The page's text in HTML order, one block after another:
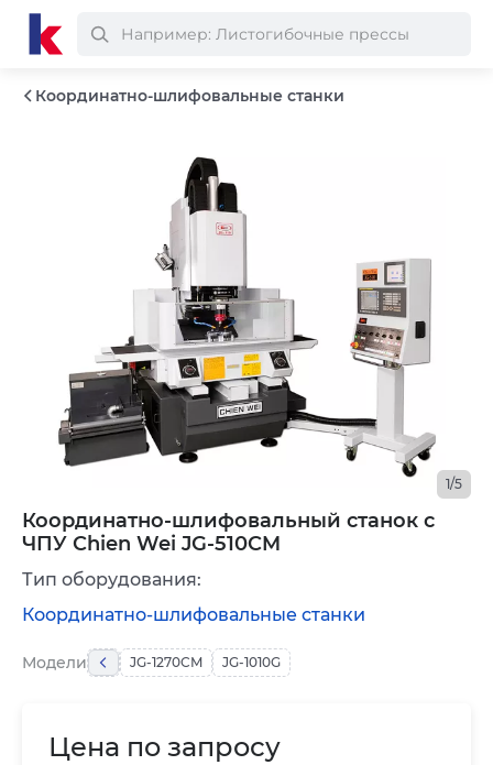
Координатно-шлифовальные станки
Координатно-шлифовальный станок с
ЧПУ Chien Wei JG-510CM
1/5
Цена по запросу
Модели JG-1270CM JG-1010G
Тип оборудования:
Координатно-шлифовальные станки